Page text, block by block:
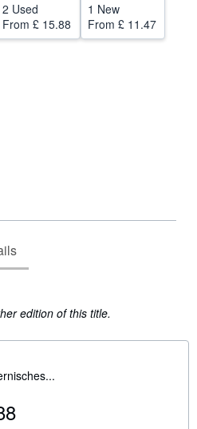
2 Used
From £ 15.88
1 New
From £ 11.47
edition of this title.